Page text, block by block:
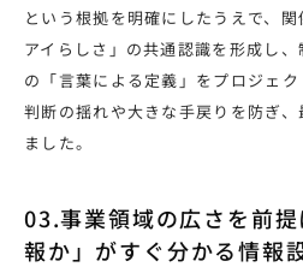
という根拠を明確にしたうえで、
アイらしさ」の共通認識を形成し
の「言葉による定義」をプロジェク
判断の揺れや大きな手戻りを防ぎ
ました。
03.事業領域の広さを前
報か」がすぐ分かる情報